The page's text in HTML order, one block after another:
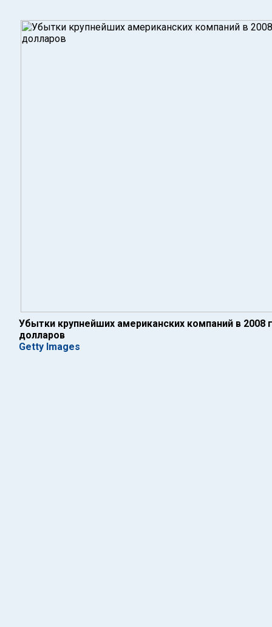
Убытки крупнейших американских компаний в 2008
долларов
Getty Images